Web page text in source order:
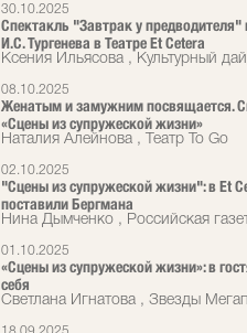
30.10.2025
Спектакль "Завтрак у предводителя"
И.С. Тургенева в Театре Et Cetera
Ксения Ильясова , Культурный
08.10.2025
Женатым и замужним посвящается.
«Сцены из супружеской жизни»
Наталия Алейнова , Театр To Go
02.10.2025
"Сцены из супружеской жизни": в Et
поставили Бергмана
Нина Дымченко , Российская
01.10.2025
«Сцены из супружеской жизни»: в
себя
Светлана Игнатова , Звезды